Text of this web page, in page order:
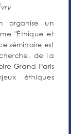
organise un
"Éthique et
séminaire est
de la
Grand Paris
éthiques